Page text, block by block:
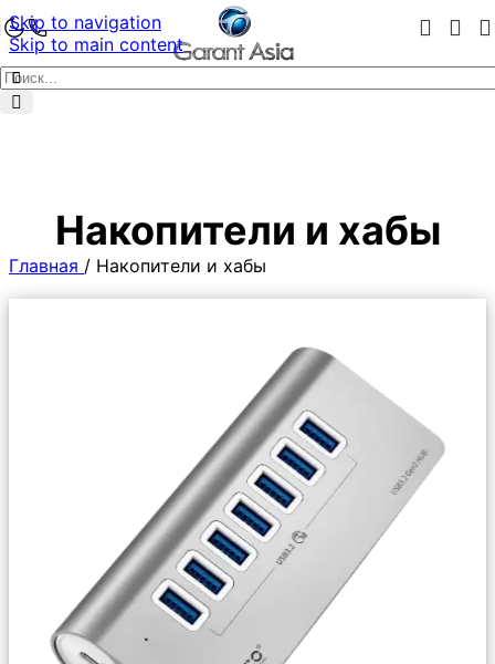
Skip to navigation
Skip to main content
Накопители и хабы
Главная / Накопители и хабы